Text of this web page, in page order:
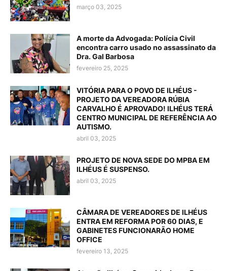
março 03, 2025
A morte da Advogada: Polícia Civil
encontra carro usado no assassinato da
Dra. Gal Barbosa
fevereiro 25, 2025
VITÓRIA PARA O POVO DE ILHÉUS -
PROJETO DA VEREADORA RÚBIA
CARVALHO É APROVADO! ILHÉUS TERÁ
CENTRO MUNICIPAL DE REFERÊNCIA AO
AUTISMO.
abril 03, 2025
PROJETO DE NOVA SEDE DO MPBA EM
ILHÉUS É SUSPENSO.
abril 03, 2025
CÂMARA DE VEREADORES DE ILHÉUS
ENTRA EM REFORMA POR 60 DIAS, E
GABINETES FUNCIONARÃO HOME
OFFICE
fevereiro 13, 2025